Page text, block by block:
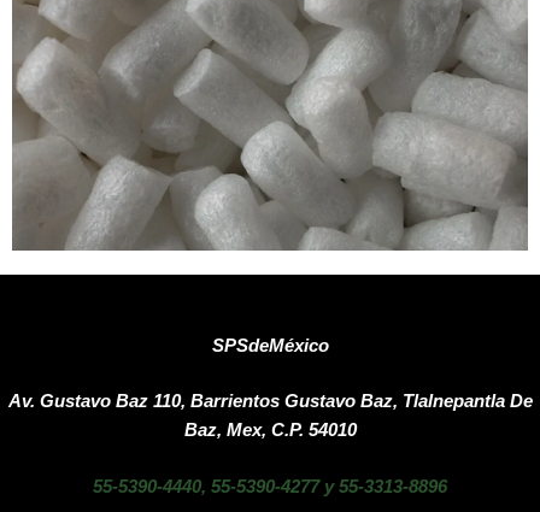
SPSdeMéxico
Av. Gustavo Baz 110, Barrientos Gustavo Baz, Tlalnepantla De
Baz, Mex, C.P. 54010
55-5390-4440, 55-5390-4277y55-3313-8896